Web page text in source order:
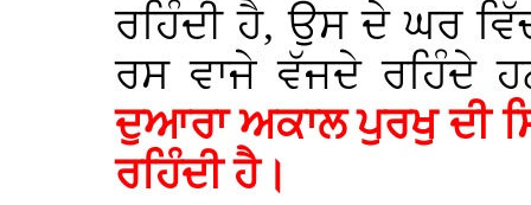
ਰਹਿੰਦੀ ਹੈ, ਉਸ ਦੇ ਘਰ
ਰਸ ਵਾਜੇ ਵੱਜਦੇ ਰਹਿੰਦੇ
ਦੁਆਰਾ ਅਕਾਲ ਪੁਰਖੁ ਦੀ
ਰਹਿੰਦੀ ਹੈ।